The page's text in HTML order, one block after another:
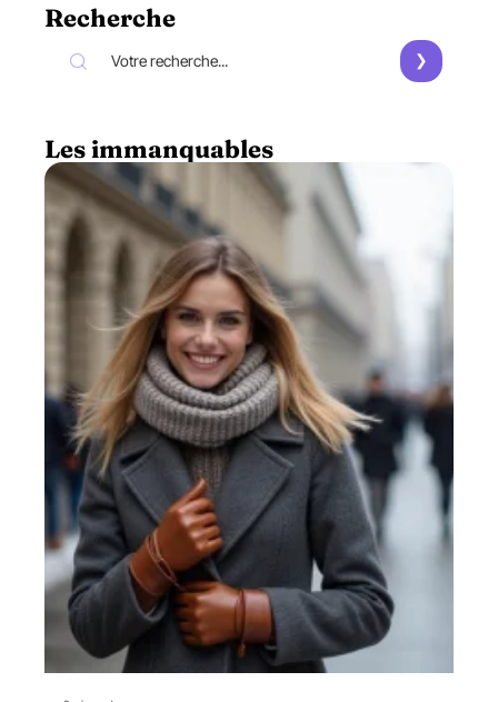
Recherche
Les immanquables